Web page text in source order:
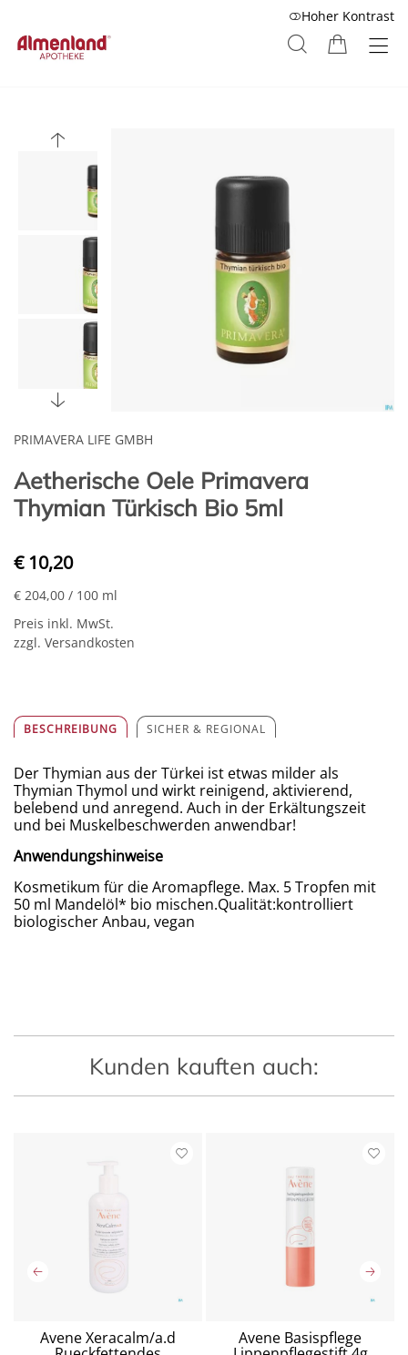
Hoher Kontrast
PRIMAVERA LIFE GMBH
Aetherische Oele Primavera
Thymian Türkisch Bio 5ml
€ 10,20
€ 204,00 / 100 ml
Preis inkl. MwSt.
zzgl. Versandkosten
BESCHREIBUNG SICHER & REGIONAL
Der Thymian aus der Türkei ist etwas milder als
Thymian Thymol und wirkt reinigend, aktivierend,
belebend und anregend. Auch in der Erkältungszeit
und bei Muskelbeschwerden anwendbar!
Anwendungshinweise
Kosmetikum für die Aromapflege. Max. 5 Tropfen mit
50 ml Mandelöl* bio mischen.Qualität:kontrolliert
biologischer Anbau, vegan
Kunden kauften auch:
Avene Xeracalm/a.d Avene Basispflege